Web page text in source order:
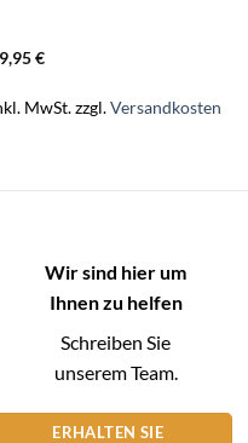
€
MwSt.zzgl.Versandkosten
Wir sind hier um
Ihnen zu helfen
Schreiben Sie
unserem Team.
ERHALTEN SIE